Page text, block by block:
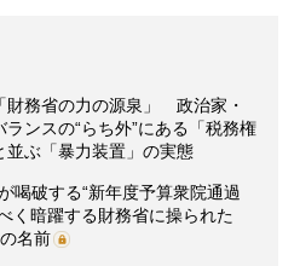
財務省の力の源泉」 政治家・
ンスの“らち外”にある「税務権
並ぶ「暴力装置」の実態
喝破する“新年度予算衆院通過
く暗躍する財務省に操られた
名前